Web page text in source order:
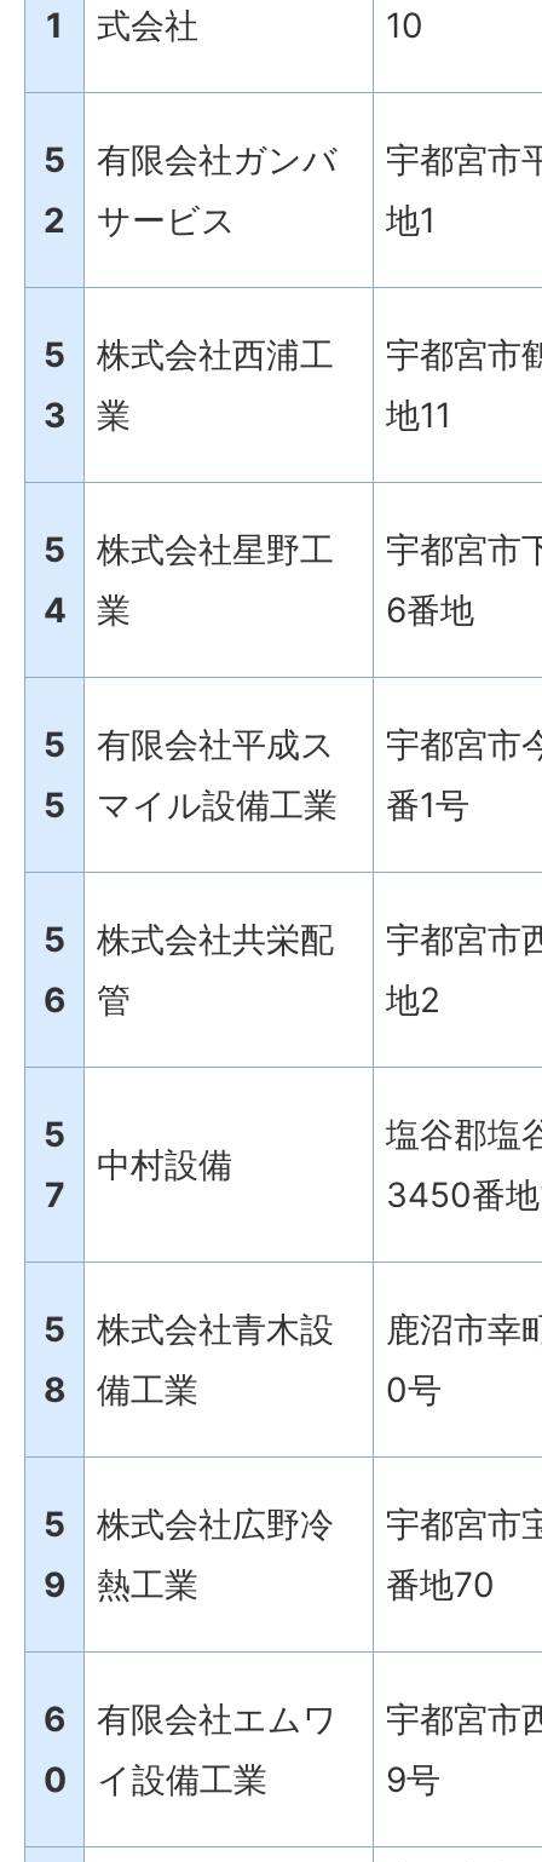
1
式会社
10
5
2
有限会社ガンバ
サービス
宇都宮市
地1
5
3
株式会社西浦工
業
宇都宮市
地11
5
4
株式会社星野工
業
宇都宮市
6番地
5
5
有限会社平成ス
マイル設備工業
宇都宮市
番1号
5
6
株式会社共栄配
管
宇都宮市
地2
5
7
中村設備
塩谷郡塩
3450番
5
8
株式会社青木設
備工業
鹿沼市幸
0号
5
9
株式会社広野冷
熱工業
宇都宮市
番地70
6
0
有限会社エムワ
イ設備工業
宇都宮市
9号